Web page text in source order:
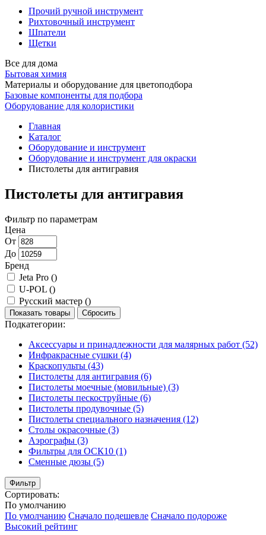
Прочий ручной инструмент
Рихтовочный инструмент
Шпатели
Щетки
Все для дома
Бытовая химия
Материалы и оборудование для цветоподбора
Базовые компоненты для подбора
Оборудование для колористики
Главная
Каталог
Оборудование и инструмент
Оборудование и инструмент для окраски
Пистолеты для антигравия
Пистолеты для антигравия
Фильтр по параметрам
Цена
От
До
Бренд
Jeta Pro ()
U-POL ()
Русский мастер ()
Показать товары Сбросить
Подкатегории:
Аксессуары и принадлежности для малярных работ (52)
Инфракрасные сушки (4)
Краскопульты (43)
Пистолеты для антигравия (6)
Пистолеты моечные (мовильные) (3)
Пистолеты пескоструйные (6)
Пистолеты продувочные (5)
Пистолеты специального назначения (12)
Столы окрасочные (3)
Аэрографы (3)
Фильтры для ОСК10 (1)
Сменные дюзы (5)
Фильтр
Сортировать:
По умолчанию
По умолчанию Сначало подешевле Сначало подороже
Высокий рейтинг